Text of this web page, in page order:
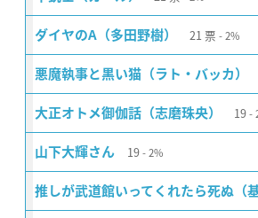
ダイヤのA（多田野樹） 21 票 2%
悪魔執事と黒い猫（ラト・バッカ）
大正オトメ御伽話（志磨珠央） 19
山下大輝さん 19 2%
推しが武道館いってくれたら死ぬ（基